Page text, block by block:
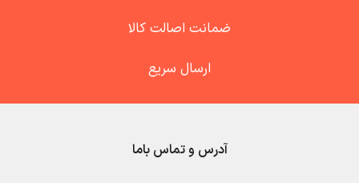
ضمانت اصالت کالا
ارسال سریع
آدرس و تماس باما